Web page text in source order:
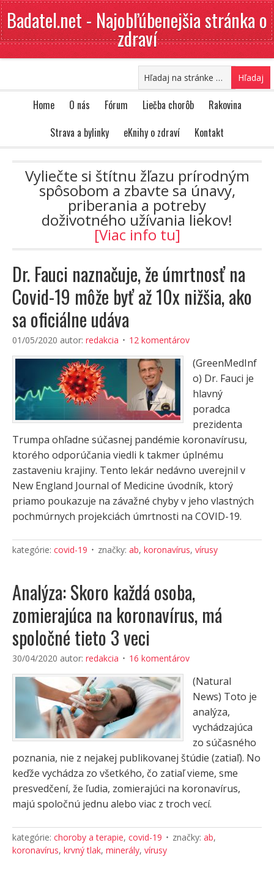
Badatel.net - Najobľúbenejšia stránka o
zdraví
Home O nás Fórum Liečba chorôb
Rakovina
Strava a bylinky
eKnihy o zdraví Kontakt
Vyliečte si štítnu žľazu prírodným
spôsobom a zbavte sa únavy,
priberania a potreby
doživotného užívania liekov!
[Viac info tu]
Dr. Fauci naznačuje, že úmrtnosť na
Covid-19 môže byť až 10x nižšia, ako
sa oficiálne udáva
01/05/2020 autor: redakcia 12 komentárov
(GreenMedInf
o) Dr. Fauci je
hlavný
poradca
prezidenta
Trumpa ohľadne súčasnej pandémie koronavírusu,
ktorého odporúčania viedli k takmer úplnému
zastaveniu krajiny. Tento lekár nedávno uverejnil v
New England Journal of Medicine úvodník, ktorý
priamo poukazuje na závažné chyby v jeho vlastných
pochmúrnych projekciách úmrtnosti na COVID-19.
kategórie: covid-19 značky: ab, koronavírus, vírusy
Analýza: Skoro každá osoba,
zomierajúca na koronavírus, má
spoločné tieto 3 veci
30/04/2020 autor: redakcia 16 komentárov
(Natural
News) Toto je
analýza,
vychádzajúca
zo súčasného
poznania, nie z nejakej publikovanej štúdie (zatiaľ). No
keďže vychádza zo všetkého, čo zatiaľ vieme, sme
presvedčení, že ľudia, zomierajúci na koronavírus,
majú spoločnú jednu alebo viac z troch vecí.
kategórie: choroby a terapie, covid-19 značky: ab,
koronavírus, krvný tlak, minerály, vírusy